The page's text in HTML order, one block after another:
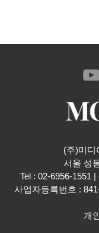
1959년 오리
전드 다이버
(주)미디
서울 성
Tel : 02-6956-1551 |
사업자등록번호 :
개